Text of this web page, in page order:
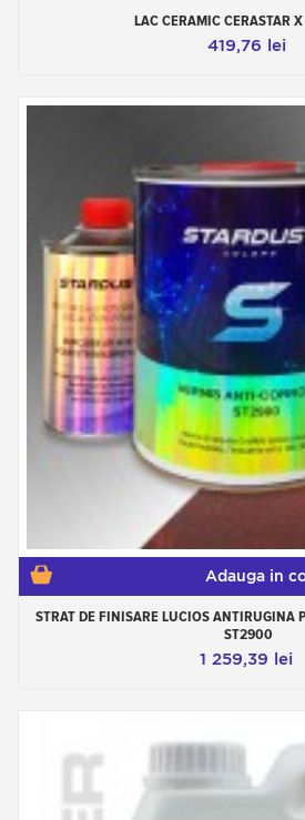
LAC CERAMIC CERASTAR
419,76 lei
Adauga in
STRAT DE FINISARE LUCIOS ANTIRUGINA
ST2900
1 259,39 lei